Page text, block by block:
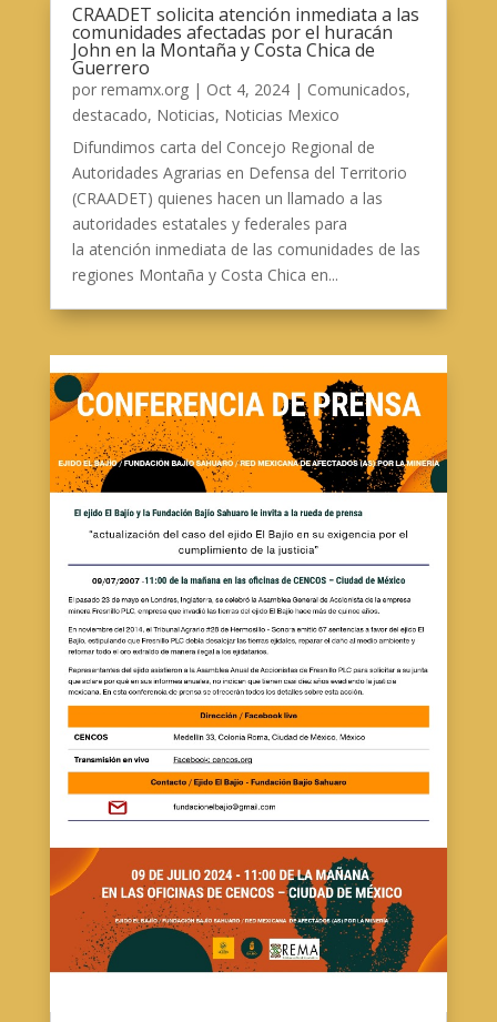
CRAADET solicita atención inmediata a las
comunidades afectadas por el huracán
John en la Montaña y Costa Chica de
Guerrero
por remamx.org| Oct 4, 2024| Comunicados,
destacado, Noticias, Noticias Mexico
Difundimos carta del Concejo Regional de
Autoridades Agrarias en Defensa del Territorio
(CRAADET) quienes hacen un llamado a las
autoridades estatales y federales para
la atención inmediata de las comunidades de las
regiones Montaña y Costa Chica en...